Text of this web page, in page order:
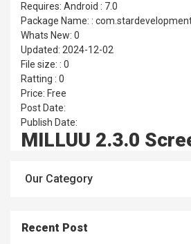
Requires: Android : 7.0
Package Name: :
Whats New: 0
Updated: 2024-12-02
File size: : 0
Ratting : 0
Price: Free
Post Date:
Publish Date:
MILLUU 2.3.0
Our Category
Recent Post